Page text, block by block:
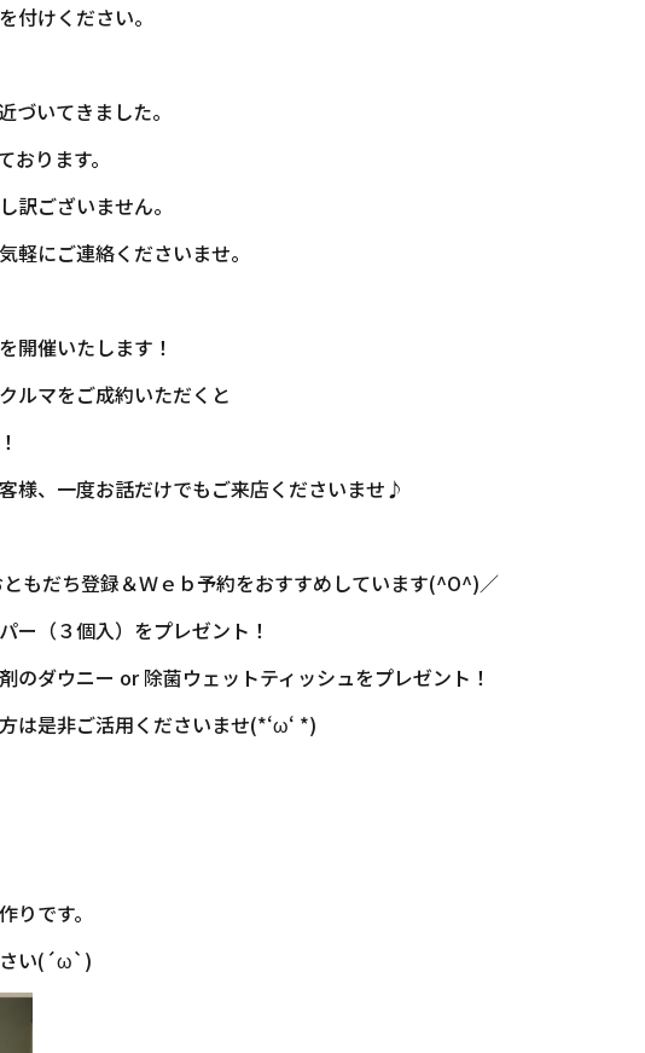
付けください。
づいてきました。
ります。
訳ございません。
軽にご連絡くださいませ。
開催いたします！
ルマをご成約いただくと
様、一度お話だけでもご来店くださいませ♪
もだち登録＆Ｗｅｂ予約をおすすめしています(^O^)／
ー（３個入）をプレゼント！
のダウニー or 除菌ウェットティッシュをプレゼント！
は是非ご活用くださいませ(*‘ω‘ *)
りです。
さい(´ω`)